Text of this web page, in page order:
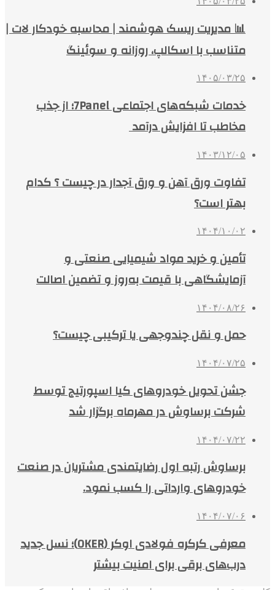
📊 مدیریت ریسک هوشمند | محاسبه خودکار لات |
متناسب با اسکالپ، روزانه و سوئینگ
۱۴۰۵/۰۳/۲۵
خدمات شبکه‌های اجتماعی 7Panel؛ از جذب
مخاطب تا افزایش درآمد
۱۴۰۳/۱۲/۰۵
تفاوت ورق آهن و ورق آجدار در چیست ؟ کدام
بهتر است؟
۱۴۰۴/۱۰/۰۲
تأمین و خرید مواد شیمیایی صنعتی و
آزمایشگاهی با قیمت به‌روز و تضمین اصالت
۱۴۰۴/۰۸/۲۶
حمل و نقل چندوجهی یا ترکیبی چیست؟
۱۴۰۴/۰۷/۲۵
جشن تحویل خودروهای کیا اسپورتیج توسط
شرکت برساوش در مهرماه برگزار شد
۱۴۰۴/۰۷/۲۲
برساوش رتبه اول رضایتمندی مشتریان در صنعت
خودروهای وارداتی را کسب نمود.
۱۴۰۴/۰۷/۰۶
معرفی کرکره فولادی اوکر (OKER)؛ نسل جدید
درب‌های برقی برای امنیت بیشتر